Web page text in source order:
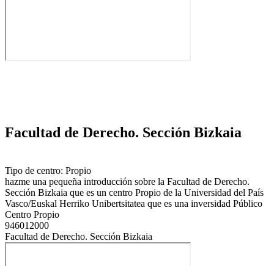
Facultad de Derecho. Sección Bizkaia
Tipo de centro: Propio
hazme una pequeña introducción sobre la Facultad de Derecho.
Sección Bizkaia que es un centro Propio de la Universidad del País
Vasco/Euskal Herriko Unibertsitatea que es una inversidad Público
Centro Propio
946012000
Facultad de Derecho. Sección Bizkaia